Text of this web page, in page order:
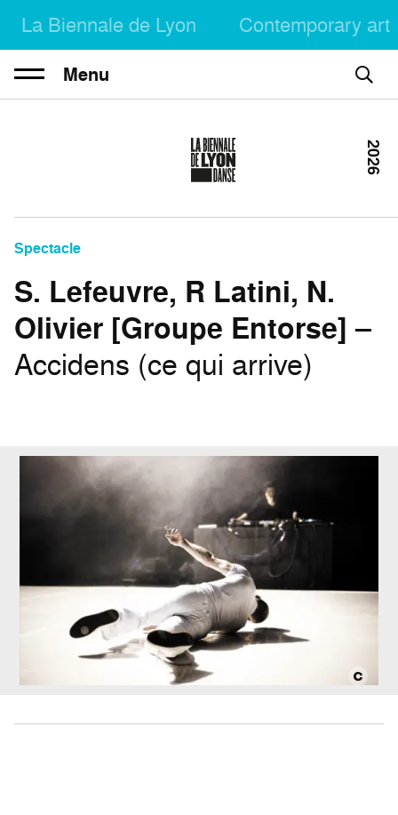
La Biennale de Lyon Contemporary art
Menu
Spectacle
S. Lefeuvre, R Latini, N.
Olivier [Groupe Entorse] –
Accidens (ce qui arrive)
2026